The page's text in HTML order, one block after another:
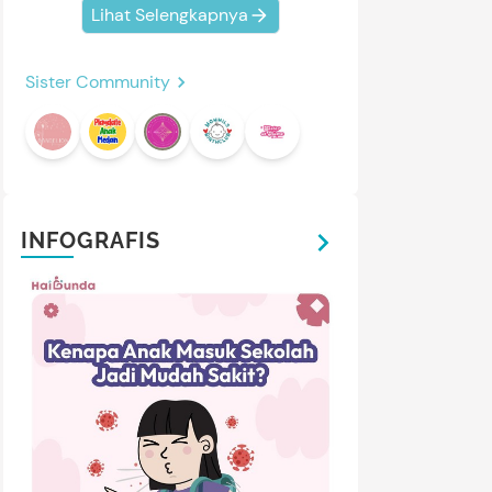
Lihat Selengkapnya
Sister Community
INFOGRAFIS